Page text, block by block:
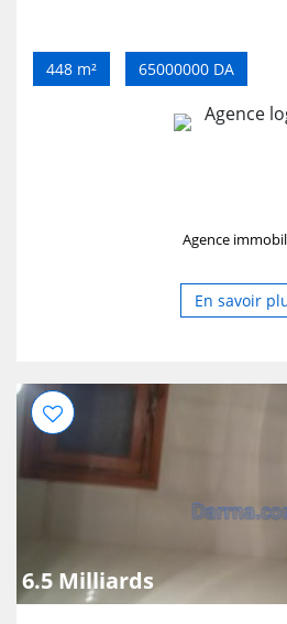
448 m² 65000000 DA
Agence
En savoir
6.5 Milliards